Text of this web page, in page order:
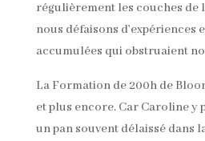
régulièrement les couches de
nous défaisons d’expériences
accumulées qui obstruaient
La Formation de 200h de
et plus encore. Car Caroline y
un pan souvent délaissé dans